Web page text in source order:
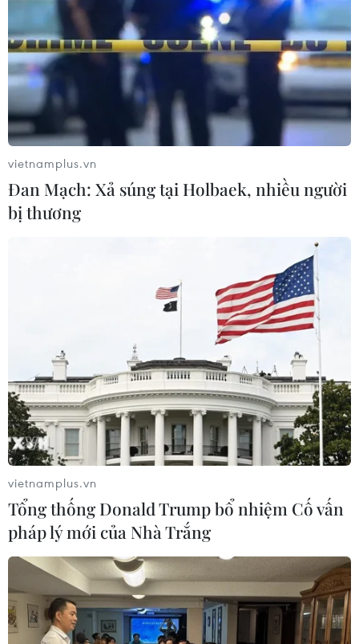
vietnamplus.vn
Đan Mạch: Xả súng tại Holbaek, nhiều người
bị thương
vietnamplus.vn
Tổng thống Donald Trump bổ nhiệm Cố vấn
pháp lý mới của Nhà Trắng